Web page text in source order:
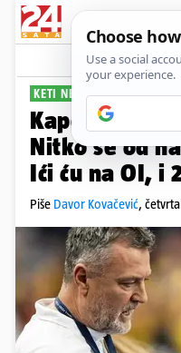
KETI NEĆE STATI
Kapetanica
Nitko se od
Ići ću na OI, i
Piše Davor Kovačević,